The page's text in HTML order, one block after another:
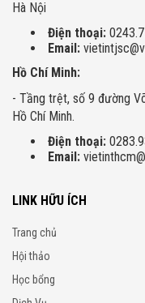
Hà Nội
Điện thoại:
Email:
Hồ Chí Minh:
- Tầng trệt, số 9 đường
Hồ Chí Minh.
Điện thoại:
Email:
LINK HỮU ÍCH
Trang chủ
Hội thảo
Học bổng